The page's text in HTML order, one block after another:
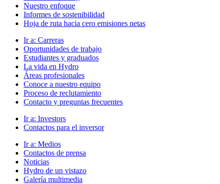
Nuestro enfoque
Informes de sostenibilidad
Hoja de ruta hacia cero emisiones netas
Ir a: Carreras
Oportunidades de trabajo
Estudiantes y graduados
La vida en Hydro
Áreas profesionales
Conoce a nuestro equipo
Proceso de reclutamiento
Contacto y preguntas frecuentes
Ir a: Investors
Contactos para el inversor
Ir a: Medios
Contactos de prensa
Noticias
Hydro de un vistazo
Galería multimedia